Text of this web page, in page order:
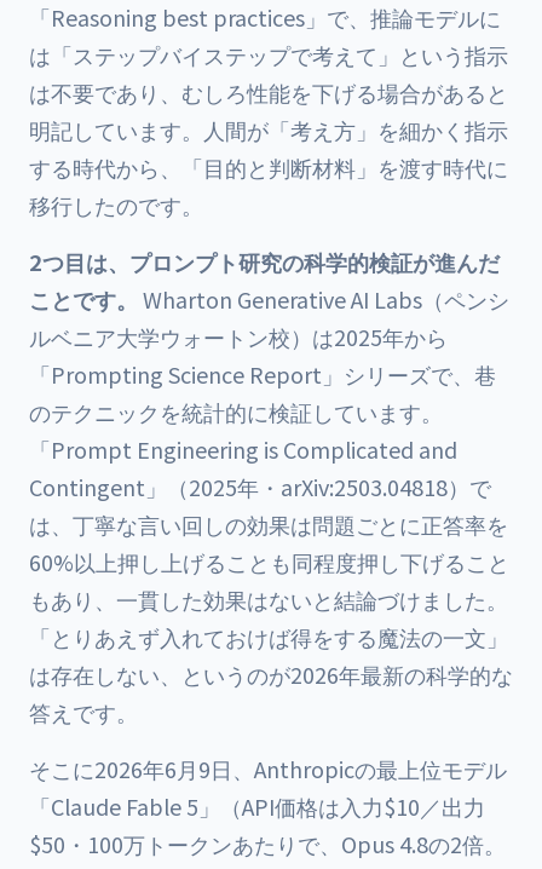
「Reasoning best practices」で、推論モデルに
は「ステップバイステップで考えて」という指示
は不要であり、むしろ性能を下げる場合があると
明記しています。人間が「考え方」を細かく指示
する時代から、「目的と判断材料」を渡す時代に
移行したのです。
2つ目は、プロンプト研究の科学的検証が進んだ
ことです。 Wharton Generative AI Labs（ペンシ
ルベニア大学ウォートン校）は2025年から
「Prompting Science Report」シリーズで、巷
のテクニックを統計的に検証しています。
「Prompt Engineering is Complicated and
Contingent」（2025年・arXiv:2503.04818）で
は、丁寧な言い回しの効果は問題ごとに正答率を
60%以上押し上げることも同程度押し下げること
もあり、一貫した効果はないと結論づけました。
「とりあえず入れておけば得をする魔法の一文」
は存在しない、というのが2026年最新の科学的な
答えです。
そこに2026年6月9日、Anthropicの最上位モデル
「Claude Fable 5」（API価格は入力$10／出力
$50・100万トークンあたりで、Opus 4.8の2倍。